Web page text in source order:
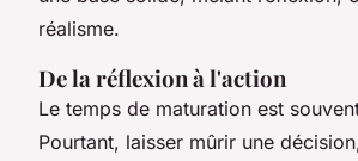
réalisme.
De la réflexion à l'action
Le temps de maturation est
Pourtant, laisser mûrir une